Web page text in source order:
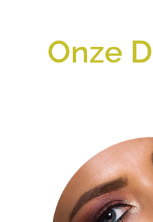
Onze